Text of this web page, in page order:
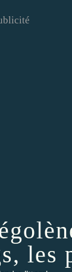
les